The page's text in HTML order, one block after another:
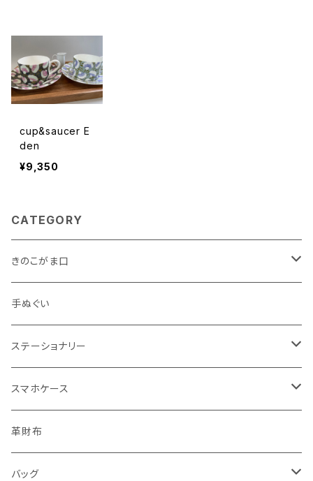
cup&saucer E
den
¥9,350
CATEGORY
きのこがま口
手のひらサイズ
バッグサイズ
手ぬぐい
ステーショナリー
ポストカード・ボールペン
レターセット・メモ
シール・ステッカー・マスキングテープ
スマホケース
手帳型ケース
グリップ型ケース
革財布
バッグ